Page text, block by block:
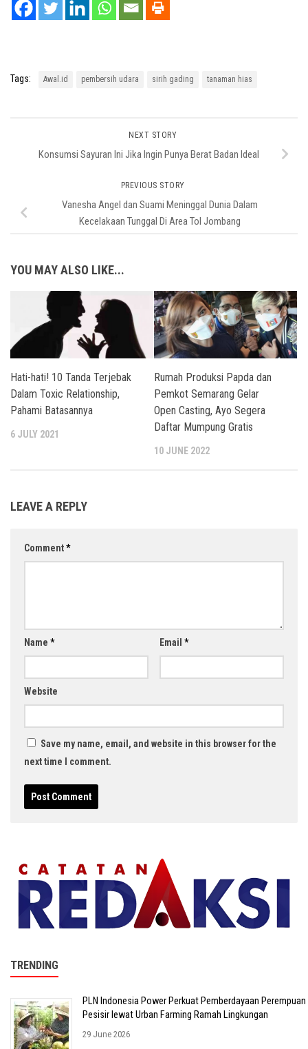
Tags: Awal.id pembersih udara sirih gading tanaman hias
NEXT STORY
Konsumsi Sayuran Ini Jika Ingin Punya Berat Badan Ideal
PREVIOUS STORY
Vanesha Angel dan Suami Meninggal Dunia Dalam
Kecelakaan Tunggal Di Area Tol Jombang
YOU MAY ALSO LIKE...
Hati-hati! 10 Tanda Terjebak
Dalam Toxic Relationship,
Pahami Batasannya
6 JULY 2021
Rumah Produksi Papda dan
Pemkot Semarang Gelar
Open Casting, Ayo Segera
Daftar Mumpung Gratis
10 JUNE 2022
LEAVE A REPLY
Comment*
Name * Email *
Website
Save my name, email, and website in this browser for the
next time I comment.
TRENDING
PLN Indonesia Power Perkuat Pemberdayaan Perempuan
Pesisir lewat Urban Farming Ramah Lingkungan
29 June 2026